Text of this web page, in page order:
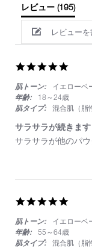
レビュー (195)
レビューを
rating
肌トーン:
イエローベ
年齢:
18～24歳
肌タイプ:
混合肌（脂
サラサラが続きます
Review
May
review
サ
が
き
ま
す
サラサラが他のパ
rating
肌トーン:
イエローベ
年齢:
55～64歳
肌タイプ:
混合肌（脂